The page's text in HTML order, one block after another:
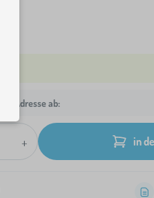
Adresse ab:
+ in